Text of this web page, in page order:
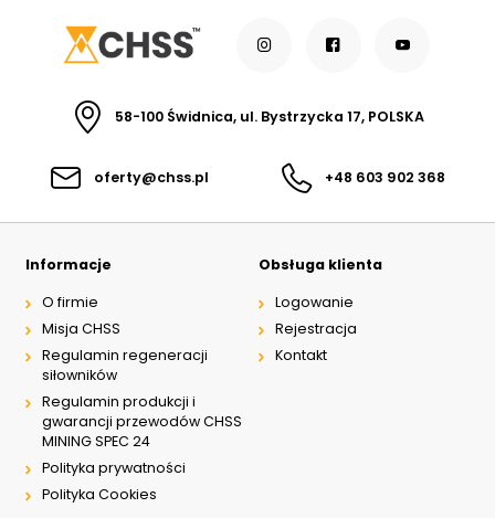
58-100 Świdnica, ul. Bystrzycka 17, POLSKA
oferty@chss.pl +48 603 902 368
Informacje
O firmie
Misja CHSS
Regulamin regeneracji
siłowników
Regulamin produkcji i
gwarancji przewodów CHSS
MINING SPEC 24
Polityka prywatności
Polityka Cookies
Obsługa klienta
Logowanie
Rejestracja
Kontakt